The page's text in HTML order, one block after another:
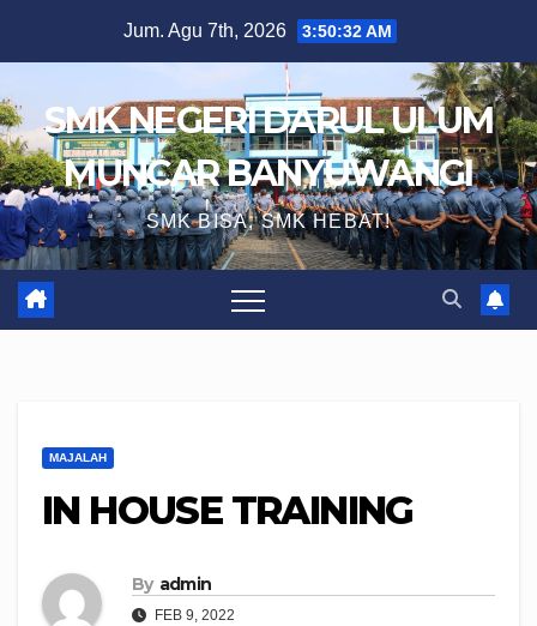
Jum. Agu 7th, 2026 3:50:33 AM
SMK NEGERI DARUL ULUM
MUNCAR BANYUWANGI
SMK BISA, SMK HEBAT!
MAJALAH
IN HOUSE TRAINING
By admin
FEB 9, 2022